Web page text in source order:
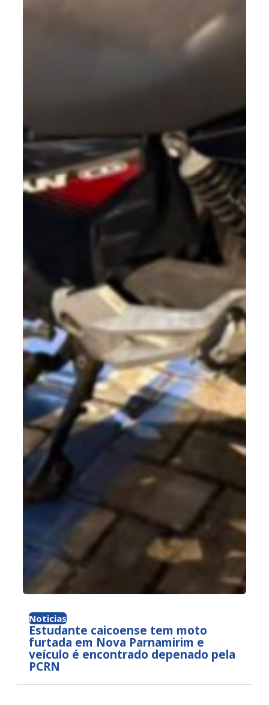
Noticias
Estudante caicoense tem moto
furtada em Nova Parnamirim e
veículo é encontrado depenado pela
PCRN